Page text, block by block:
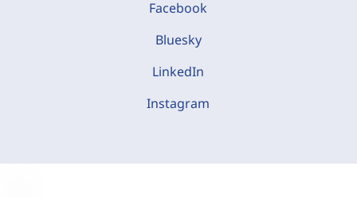
Facebook
Bluesky
LinkedIn
Instagram